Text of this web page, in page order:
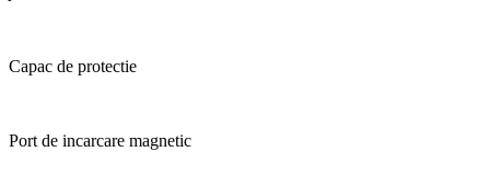
Capac de protectie
Port de incarcare magnetic